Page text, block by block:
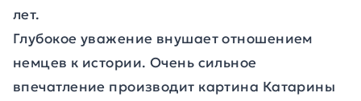
лет.
Глубокое уважение внушает отношением
немцев к истории. Очень сильное
впечатление производит картина Катарины